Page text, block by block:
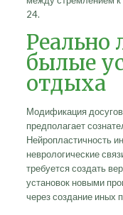
24.
Реально
былые
отдыха
Модификация
предполагает
Нейропластичность
неврологические
требуется создать
установок новыми
через создание иных